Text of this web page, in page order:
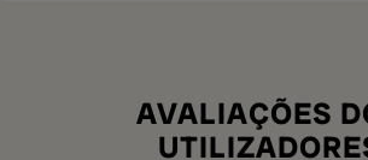
AVALIAÇÕES